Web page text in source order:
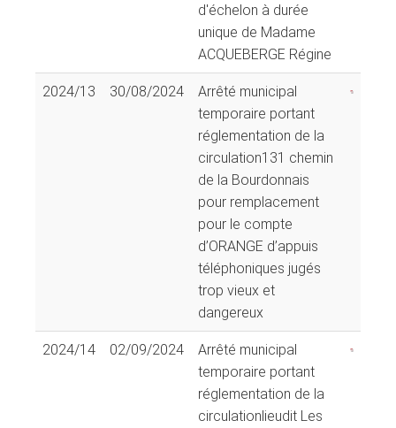
d'échelon à durée
unique de Madame
ACQUEBERGE Régine
2024/13 30/08/2024
Arrêté municipal
temporaire portant
réglementation de la
circulation131 chemin
de la Bourdonnais
pour remplacement
pour le compte
d’ORANGE d’appuis
téléphoniques jugés
trop vieux et
dangereux
2024/14 02/09/2024
Arrêté municipal
temporaire portant
réglementation de la
circulationlieudit Les